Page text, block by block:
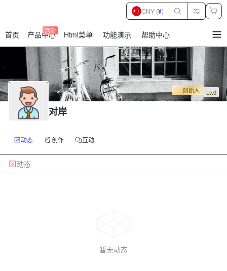
首页 产品中心
活动 Html菜单 功能演示 帮助中心
CNY (¥)
创始人 Lv.0
对岸
动态 创作 互动
动态
暂无动态